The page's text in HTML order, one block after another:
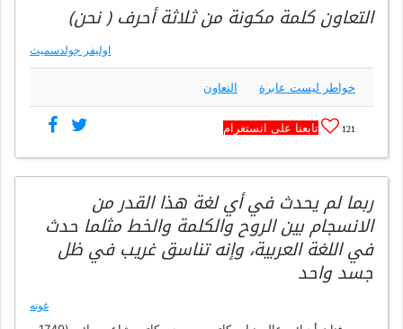
التعاون كلمة مكونة من ثلاثة أحرف ( نحن)
اوليفر جولدسميث
خواطر ليست عابرة التعاون
121 تابعنا على انستغرام
ربما لم يحدث في أي لغة هذا القدر من
الانسجام بين الروح والكلمة والخط مثلما حدث
في اللغة العربية، وإنه تناسق غريب في ظل
جسد واحد
غوته